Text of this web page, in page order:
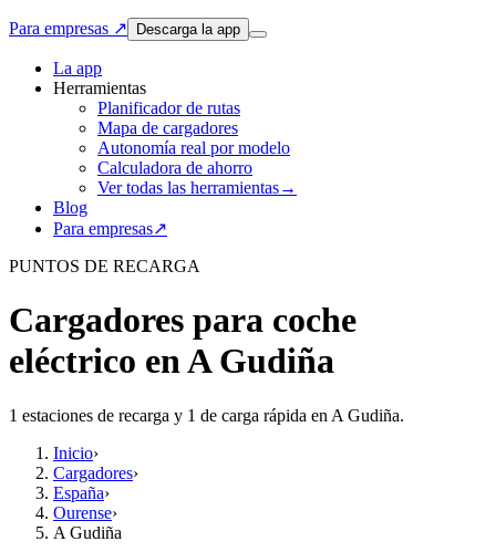
Para empresas ↗ Descarga la app
La app
Herramientas
Planificador de rutas
Mapa de cargadores
Autonomía real por modelo
Calculadora de ahorro
Ver todas las herramientas→
Blog
Para empresas↗
PUNTOS DE RECARGA
Cargadores para coche
eléctrico en A Gudiña
1 estaciones de recarga y 1 de carga rápida en A Gudiña.
Inicio›
Cargadores›
España›
Ourense›
A Gudiña